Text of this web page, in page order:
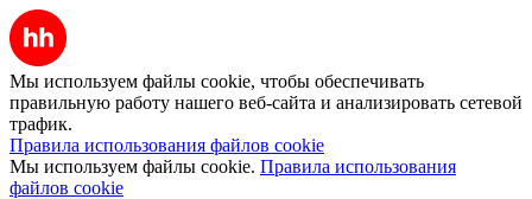
Мы используем файлы cookie, чтобы обеспечивать
правильную работу нашего веб-сайта и анализировать сетевой
трафик.
Правила использования файлов cookie
Мы используем файлы cookie. Правила использования
файлов cookie